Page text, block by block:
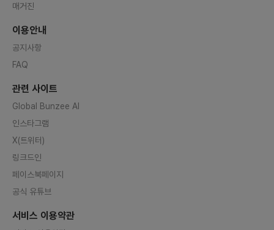
매거진
이용안내
공지사항
FAQ
관련 사이트
Global Bunzee AI
인스타그램
X(트위터)
링크드인
페이스북페이지
공식 유튜브
서비스 이용약관